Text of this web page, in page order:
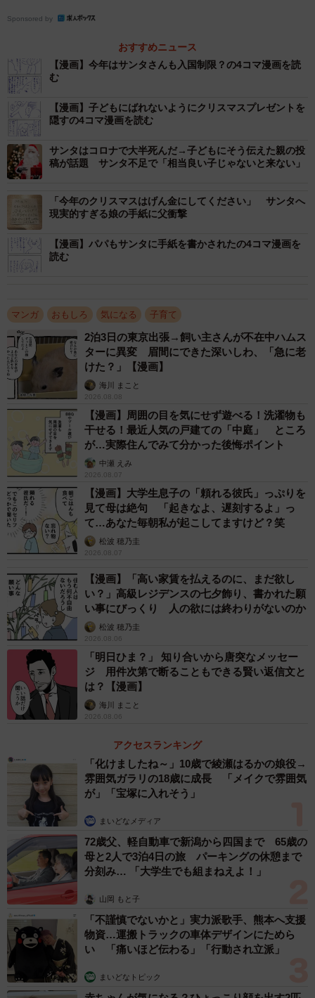
プレゼントのひと工夫の話(あおむろさんTwitterより)
この細やかな視点には、「今すぐやります！」「なんとい
う心配り！簡単にしておくとか思いもつかず。なんともす
ばらしい！」「わかりみが深くて思わずリプです」と絶賛
コメントが続出しました。
この作品の著者は、大阪在住で会社員として働きながら、
漫画やイラストを描いているあおむろひろゆきさん
（@ aomuro
）。２児のパパとして等身大の育児エッセイ
なども刊行され、日々「生活漫画」を発信しています。
ありがとうございます。子どもたちとの生活の中で思いつ
きました。箱がビリビリになるのを防止するためでもある
のですが、子どもがプレゼントを開封するシーンを撮影し
てると、テープを貼ったままだと「テープとって～！」と
言われ、撮影を中断することもあり、この方法を取るよう
になりました。
ーーほかにも、コロナ禍の入国制限で子どもから「サンタ
さん大丈夫？」と心配されるエピソードなど、思わずクス
ッとなります。
それは、先日8歳になった娘の言動ですね。ほかに、5歳の
Sponsored by
おすすめニュース
【漫画】今年はサンタさんも入国制限？の4コマ漫画を読
む
【漫画】子どもにばれないようにクリスマスプレゼントを
隠すの4コマ漫画を読む
サンタはコロナで大半死んだ→子どもにそう伝えた親の投
稿が話題 サンタ不足で「相当良い子じゃないと来ない」
「今年のクリスマスはげん金にしてください」 サンタへ
現実的すぎる娘の手紙に父衝撃
【漫画】パパもサンタに手紙を書かされたの4コマ漫画を
読む
マンガ おもしろ 気になる 子育て
2泊3日の東京出張→飼い主さんが不在中ハムス
ターに異変 眉間にできた深いしわ、「急に老
けた？」【漫画】
海川 まこと
2026.08.08
【漫画】周囲の目を気にせず遊べる！洗濯物も
干せる！最近人気の戸建ての「中庭」 ところ
が…実際住んでみて分かった後悔ポイント
中瀬 えみ
2026.08.07
【漫画】大学生息子の「頼れる彼氏」っぷりを
見て母は絶句 「起きなよ、遅刻するよ」っ
て…あなた毎朝私が起こしてますけど？笑
松波 穂乃圭
2026.08.07
【漫画】「高い家賃を払えるのに、まだ欲し
い？」高級レジデンスの七夕飾り、書かれた願
い事にびっくり 人の欲には終わりがないのか
松波 穂乃圭
2026.08.06
「明日ひま？」 知り合いから唐突なメッセー
ジ 用件次第で断ることもできる賢い返信文と
は？【漫画】
海川 まこと
2026.08.06
アクセスランキング
「化けましたね～」10歳で綾瀬はるかの娘役→
雰囲気ガラリの18歳に成長 「メイクで雰囲気
が」「宝塚に入れそう」
まいどなメディア
72歳父、軽自動車で新潟から四国まで 65歳の
母と2人で3泊4日の旅 パーキングの休憩まで
分刻み… 「大学生でも組まねえよ！」
山岡 もと子
「不謹慎でないかと」実力派歌手、熊本へ支援
物資…運搬トラックの車体デザインにためら
い 「痛いほど伝わる」「行動され立派」
まいどなトピック